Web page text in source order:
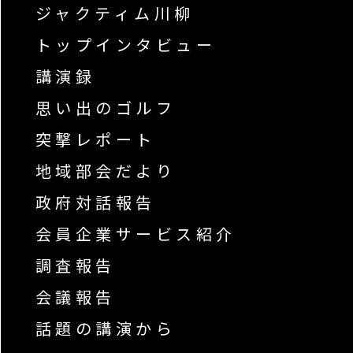
ジャクティム川柳
トップインタビュー
講演録
思い出のゴルフ
突撃レポート
地域部会だより
政府対話報告
会員企業サービス紹介
調査報告
会議報告
話題の講演から